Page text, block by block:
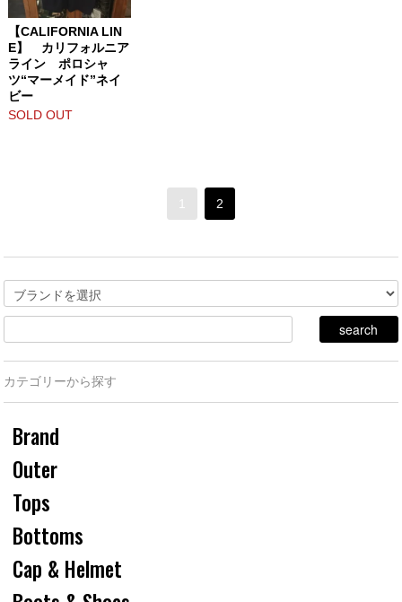
【CALIFORNIA LIN
E】 カリフォルニア
ライン ポロシャ
ツ“マーメイド”ネイ
ビー
SOLD OUT
2
カテゴリーから探す
Brand
Outer
Tops
Bottoms
Cap & Helmet